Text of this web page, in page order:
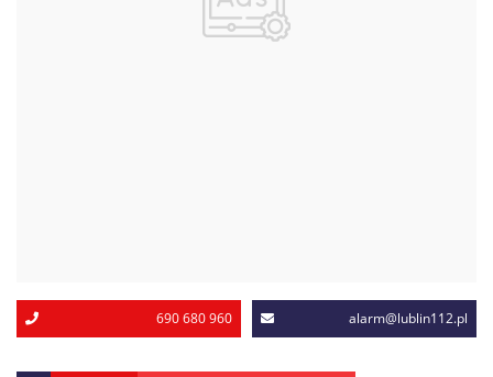
690 680 960 alarm@lublin112.pl